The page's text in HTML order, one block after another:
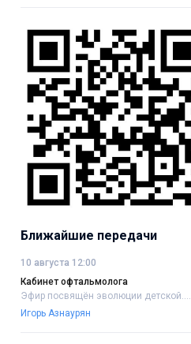
Ближайшие передачи
10 августа 12:00
Кабинет офтальмолога
Эфир посвящён эволюции детской....
Игорь Азнаурян